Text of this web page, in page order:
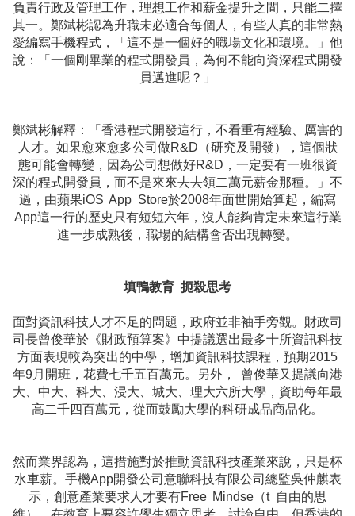
負責行政及管理工作，理想工作和薪金提升之間，只能二擇
其一。鄭斌彬認為升職未必適合每個人，有些人真的非常熱
愛編寫手機程式，「這不是一個好的職場文化和環境。」他
說：「一個剛畢業的程式開發員，為何不能向資深程式開發
員邁進呢？」
鄭斌彬解釋：「香港程式開發這行，不看重有經驗、厲害的
人才。如果愈來愈多公司做R&D（研究及開發），這個狀
態可能會轉變，因為公司想做好R&D，一定要有一班很資
深的程式開發員，而不是來來去去領二萬元薪金那種。」不
過，由蘋果iOS App Store於2008年面世開始算起，編寫
App這一行的歷史只有短短六年，沒人能夠肯定未來這行業
進一步成熟後，職場的結構會否出現轉變。
填鴨教育 扼殺思考
面對資訊科技人才不足的問題，政府並非袖手旁觀。財政司
司長曾俊華於《財政預算案》中提議選出最多十所資訊科技
方面表現較為突出的中學，增加資訊科技課程，預期2015
年9月開班，花費七千五百萬元。另外， 曾俊華又提議向港
大、中大、科大、浸大、城大、理大六所大學，資助每年最
高二千四百萬元，從而鼓勵大學的科研成品商品化。
然而業界認為，這措施對於推動資訊科技產業來說，只是杯
水車薪。手機App開發公司意聯科技有限公司總監吳仲麒表
示，創意產業要求人才要有Free Mindse（t 自由的思